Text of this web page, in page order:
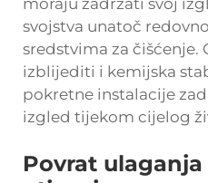
svojstva unatoč
sredstvima za čišćenje.
izblijediti i kemijska
pokretne instalacije
izgled tijekom cijelog
Povrat